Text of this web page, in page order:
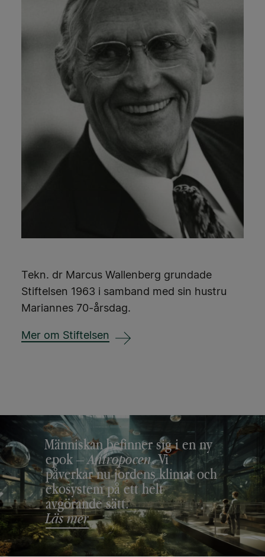
Tekn. dr Marcus Wallenberg grundade
Stiftelsen 1963 i samband med sin hustru
Mariannes 70-årsdag.
Mer om Stiftelsen
Människan befinner sig i en ny
epok –Antropocen. Vi
påverkar nu jordens klimat och
ekosystem på ett helt
avgörande sätt.
Läs mer